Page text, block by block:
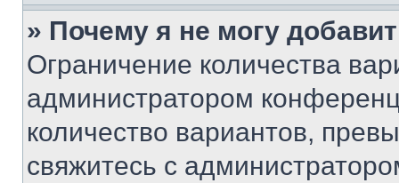
» Почему я не могу
Ограничение количества
администратором
количество вариантов,
свяжитесь с